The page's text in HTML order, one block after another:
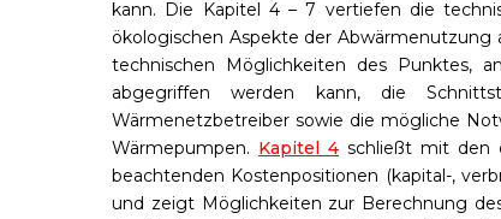
kann. Die Kapitel 4 – 7 vertiefen die
ökologischen Aspekte der Abwärmenutzung
technischen Möglichkeiten des Punktes,
abgegriffen werden kann, die
Wärmenetzbetreiber sowie die mögliche
Wärmepumpen. Kapitel 4 schließt mit den
beachtenden Kostenpositionen (kapital-,
und zeigt Möglichkeiten zur Berechnung